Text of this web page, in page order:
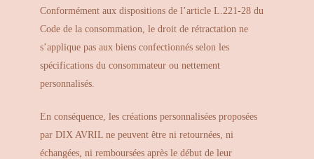
Conformément aux dispositions de l’article L.221-28 du
Code de la consommation, le droit de rétractation ne
s’applique pas aux biens confectionnés selon les
spécifications du consommateur ou nettement
personnalisés.
En conséquence, les créations personnalisées proposées
par DIX AVRIL ne peuvent être ni retournées, ni
échangées, ni remboursées après le début de leur